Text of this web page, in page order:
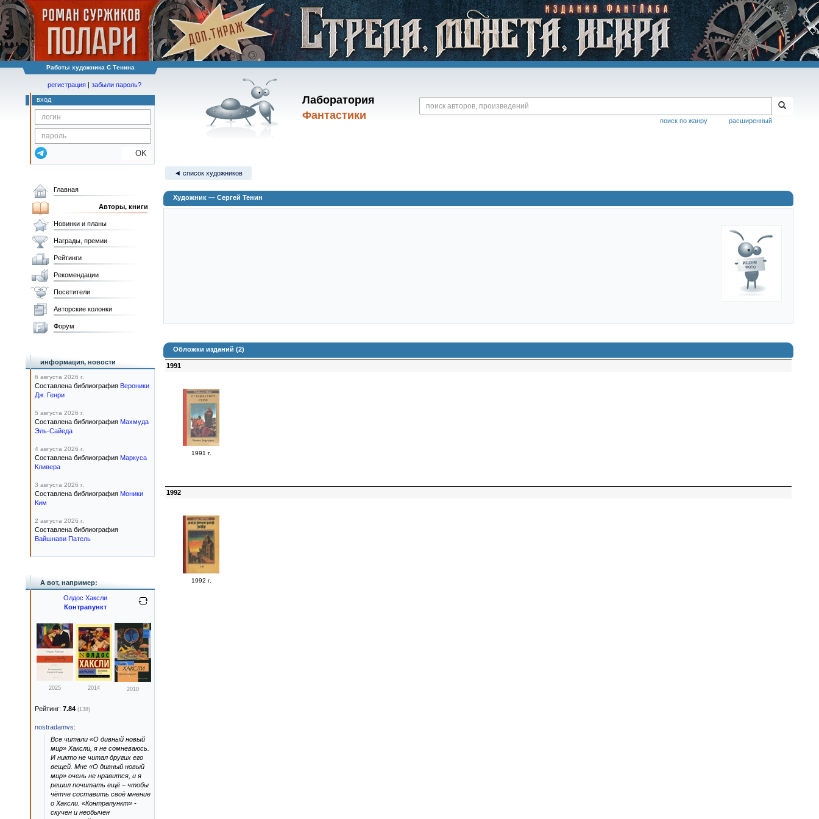
Работы художника C Тенина
Лаборатория
Фантастики
расширенный
поиск по жанру
регистрация | забыли пароль?
вход
OK
◄ список художников
Художник — Cергей Тенин
Обложки изданий (2)
1991
1991 г.
1992
1992 г.
Главная
Авторы, книги
Новинки и планы
Награды, премии
Рейтинги
Рекомендации
Посетители
Авторские колонки
Форум
информация, новости
6 августа 2026 г.
Составлена библиография Вероники
Дж. Генри
5 августа 2026 г.
Составлена библиография Махмуда
Эль-Сайеда
4 августа 2026 г.
Составлена библиография Маркуса
Кливера
3 августа 2026 г.
Составлена библиография Моники
Ким
2 августа 2026 г.
Составлена библиография
Вайшнави Патель
А вот, например:
Олдос Хаксли
Контрапункт
2025 2014 2010
Рейтинг: 7.84 (138)
nostradamvs:
Все читали «О дивный новый
мир» Хаксли, я не сомневаюсь.
И никто не читал других его
вещей. Мне «О дивный новый
мир» очень не нравится, и я
решил почитать ещё – чтобы
чётче составить своё мнение
о Хаксли. «Контрапункт» -
скучен и необычен